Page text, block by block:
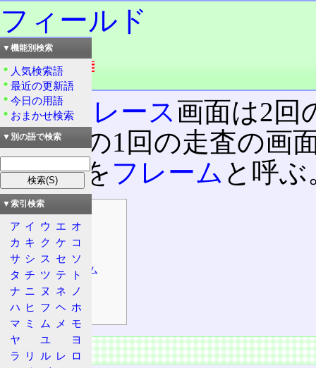
フィールド
読み：フィールド
外語：field
品詞：名詞
インタレース 画面は2回
が、その1回の走査の画
た画面を フレーム と呼ぶ
目次
定義
特徴
トップ・ボトム
偶数・奇数
前後
定義
▼機能別検索
人気検索語
最近の更新語
今日の用語
おまかせ検索
▼別の語で検索
▼索引検索
ア イ ウ エ オ
カ キ ク ケ コ
サ シ ス セ ソ
タ チ ツ テ
ト
ナ ニ ヌ ネ
ノ
ハ ヒ フ ヘ ホ
マ ミ ム メ
モ
ヤ
ユ
ヨ
ラ
リ ル レ ロ